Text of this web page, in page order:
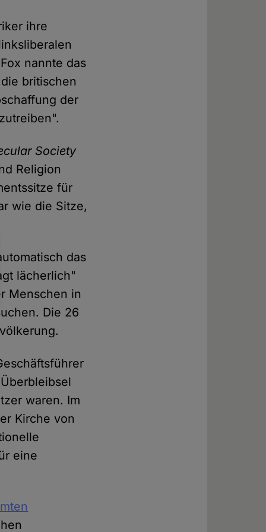
ihre
nannte das
britischen
der
Society
Religion
für
wie die Sitze,
das
lächerlich"
Menschen in
Die 26
waren. Im
Kirche von
eine